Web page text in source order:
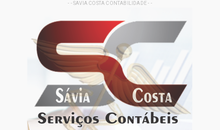
- - SAVIA COSTA CONTABILIDADE - -